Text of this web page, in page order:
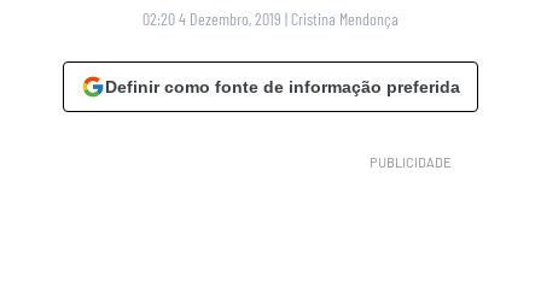
02:20 4 Dezembro, 2019 | Cristina Mendonça
Definir como fonte de informação preferida